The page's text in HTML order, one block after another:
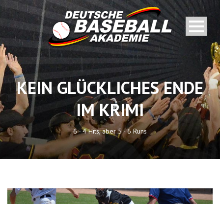
KEIN GLÜCKLICHES ENDE
IM KRIMI
6 - 4 Hits, aber 5 - 6 Runs